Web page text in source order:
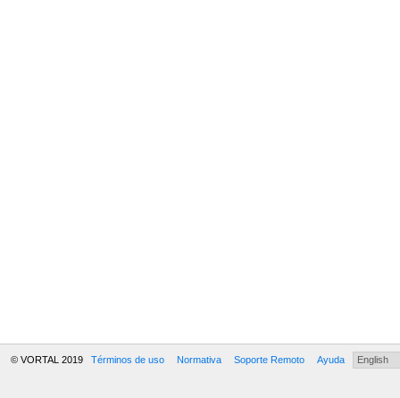
© VORTAL 2019 Términos de uso Normativa Soporte Remoto Ayuda